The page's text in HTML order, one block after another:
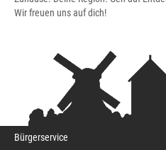
Wir freuen uns auf dich!
Bürgerservice